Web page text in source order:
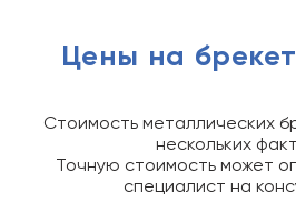
Цены на
Стоимость металлических
нескольких
Точную стоимость может
специалист на